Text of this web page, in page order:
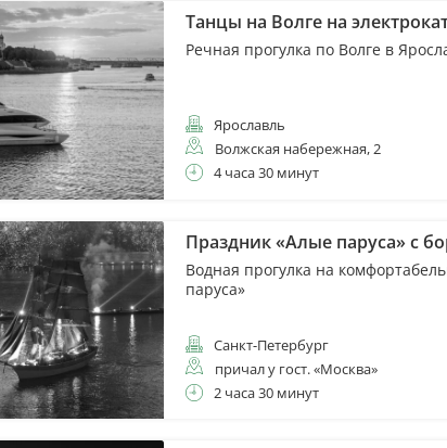
Танцы на Волге на
Речная прогулка по Волге в
Ярославль
Волжская набережная, 2
4 часа 30 минут
Праздник «Алые паруса» с
Водная прогулка на
паруса»
Санкт-Петербург
причал у гост. «Москва»
2 часа 30 минут